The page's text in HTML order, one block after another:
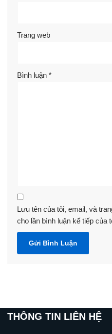
Trang web
Bình luận *
Lưu tên của tôi, email, và
cho lần bình luận kế tiếp của
THÔNG TIN LIÊN HỆ